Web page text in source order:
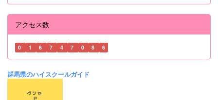
アクセス数
0 1 6 7 4 7 0 8 6
群馬県のハイスクールガイド